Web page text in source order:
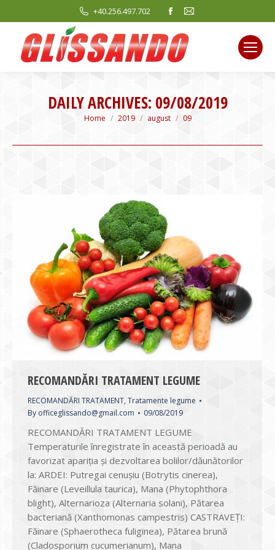
+40.256.497.702
Facebook
opens
in
new
Mail
new
DAILY ARCHIVES: 09/08/2019
You are here:
Home 2019 august 09
RECOMANDĂRI TRATAMENT LEGUME
RECOMANDĂRI TRATAMENT, Tratamente legume
By officeglissando@gmail.com 09/08/2019
RECOMANDĂRI TRATAMENT LEGUME
Temperaturile înregistrate în această perioadă au
favorizat apariţia şi dezvoltarea bolilor/dăunătorilor
la: ARDEI: Putregai cenuşiu (Botrytis cinerea),
Făinare (Leveillula taurica), Mana (Phytophthora
blight), Alternarioza (Alternaria solani), Pătarea
bacteriană (Xanthomonas campestris) CASTRAVEŢI:
Făinare (Sphaerotheca fuliginea), Pătarea brună
(Cladosporium cucumerianum), Mana